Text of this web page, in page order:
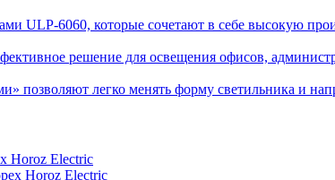
ULP-6060, которые сочетают в себе высокую
решение для освещения офисов,
позволяют легко менять форму светильника и
Horoz Electric